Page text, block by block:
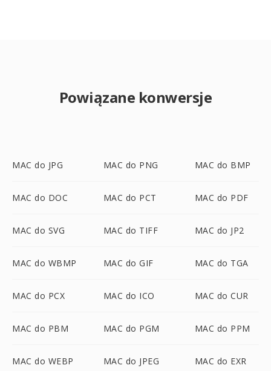
Powiązane konwersje
MAC do JPG MAC do PNG MAC do BMP
MAC do DOC MAC do PCT MAC do PDF
MAC do SVG MAC do TIFF MAC do JP2
MAC do WBMP MAC do GIF MAC do TGA
MAC do PCX MAC do ICO MAC do CUR
MAC do PBM MAC do PGM MAC do PPM
MAC do WEBP MAC do JPEG MAC do EXR